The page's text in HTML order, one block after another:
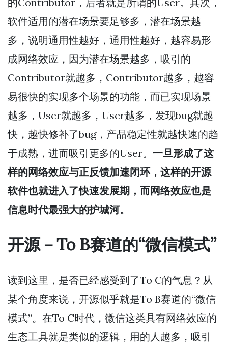
软件适用的潜在场景要足够多，潜在场景越
多，说明通用性越好，通用性越好，越容易形
成网络效应，因为潜在场景越多，吸引的
Contributor就越多，Contributor越多，越容
易很快的实现多个场景的功能，而已实现场景
越多，User就越多，User越多，发现bug就越
快，越快修补了bug，产品稳定性就越快速的趋
于成熟，进而吸引更多的User。 一旦形成了这
样的网络效应与正反馈加速闭环，这样的开源
软件也就进入了快速发展期，而网络效应也是
信息时代最强大的护城河。
开源－To B赛道的“微信模式”
读到这里，是否已经感受到了To C的气息？从
某个角度来说，开源似乎就是To B赛道的“微信
模式”。在To C时代，微信这类具有网络效应的
生态工具就是类似的逻辑，用的人越多，吸引